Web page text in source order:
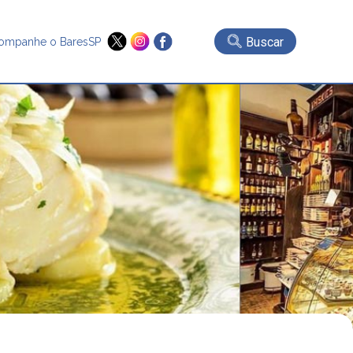
o BaresSP Buscar